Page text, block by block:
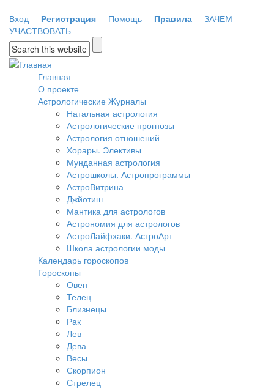
Вход
Регистрация Помощь Правила
ЗАЧЕМ
УЧАСТВОВАТЬ
Форма поиска
Главная
О проекте
Астрологические Журналы
Натальная астрология
Астрологические прогнозы
Астрология отношений
Хорары. Элективы
Мунданная астрология
Астрошколы. Астропрограммы
АстроВитрина
Джйотиш
Мантика для астрологов
Астрономия для астрологов
АстроЛайфхаки. АстроАрт
Школа астрологии моды
Календарь гороскопов
Гороскопы
Овен
Телец
Близнецы
Рак
Лев
Дева
Весы
Скорпион
Стрелец